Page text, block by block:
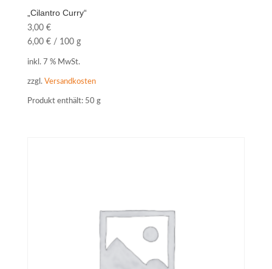
„Cilantro Curry“
3,00 €
6,00 €/ 100 g
inkl. 7 % MwSt.
zzgl. Versandkosten
Produkt enthält: 50 g